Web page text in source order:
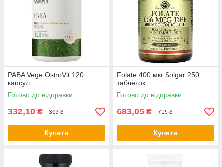
PABA Vege OstroVit 120
капсул
Готово до відправки
332,10 ₴ 369 ₴
Купити
Folate 400 мкг Solgar 250
таблеток
Готово до відправки
683,05 ₴ 719 ₴
Купити